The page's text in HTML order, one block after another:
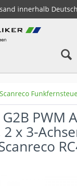
innerhalb
Scanreco
PWM
x 3-